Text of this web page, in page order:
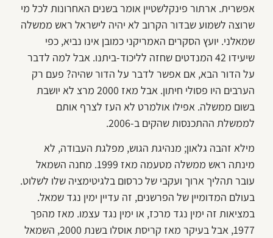
אפשרית. ארתור פינקלשטיין אומר בשנים האחרונות לכל מי
שרוצה לשמוע שבדור הקרוב לא יהיה לישראל ראש ממשלה
שמאלני. יועץ הסקרים האמריקני כמובן אינו נביא, כפי
שיעידו 42 המנדטים שחזה לליכוד-ביתנו. אבל למה לדבר
על הדור הבא, אם אפשר לדבר על הדור שהיה? פעם רק
הערבים היו פסולי חיתון. אבל מאז 2000 מרצ לא יושבת
בשום ממשלה. אפילו אולמרט לא העז לצרף אותם
לממשלת ההתכנסות שהקים ב-2006.
מילא זהבה גלאון; מנהיגת הגוש, מפלגת העבודה, לא
מינתה ראש ממשלה מטעמה מאז 1999. מחנה השמאל
עובר תהליך ארוך ועקבי של כרסום בלגיטימציה שלו לשלוט.
בעולם המדומיין של הפרשנים, זה עדיין ימין נגד שמאל.
במציאות זה ימין נגד מרכז, או ימין נגד עצמו. מאז מהפך
1977, אבל בעיקר מאז קריסת אוסלו בשנת 2000, השמאל